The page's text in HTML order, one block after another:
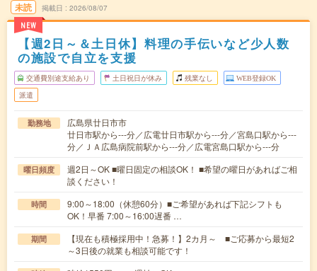
未読
NEW
掲載日 2026/08/07
【週2日～＆土日休】料理の手伝いなど少人数
の施設で自立を支援
交通費別途支給あり 土日祝日が休み 残業なし WEB登録OK
派遣
勤務地
広島県廿日市市
廿日市駅から---分／広電廿日市駅から---分／宮島口駅から---
分／ＪＡ広島病院前駅から---分／広電宮島口駅から---分
曜日頻度
週2日～OK ■曜日固定の相談OK！ ■希望の曜日があればご相
談ください！
時間
9:00～18:00（休憩60分）■ご希望があれば下記シフトも
OK！早番 7:00～16:00遅番 …
期間
【現在も積極採用中！急募！】2カ月～ ■ご応募から最短2
～3日後の就業も相談可能です！